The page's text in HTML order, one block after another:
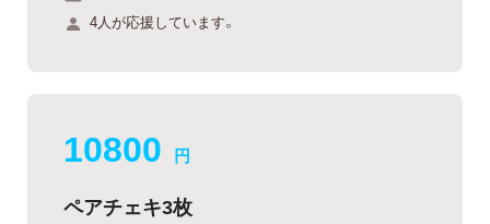
4人が応援しています。
10800 円
ペアチェキ3枚